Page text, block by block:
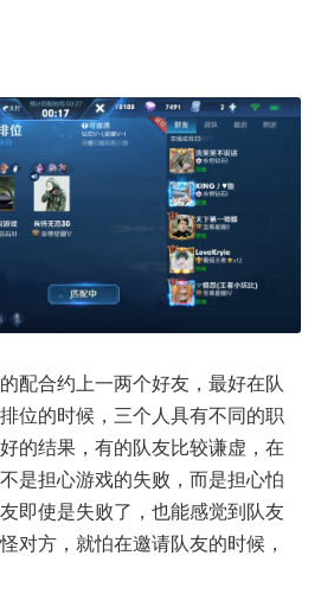
配合约上一两个好友，最好在队
位的时候，三个人具有不同的职
的结果，有的队友比较谦虚，在
是担心游戏的失败，而是担心怕
即使是失败了，也能感觉到队友
对方，就怕在邀请队友的时候，